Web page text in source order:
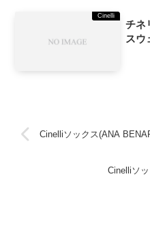
Cinelli
チネ
スウ
Cinelliソックス(ANA
Cinelliソ